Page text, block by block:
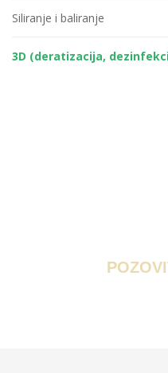
Siliranje i baliranje
3D (deratizacija,